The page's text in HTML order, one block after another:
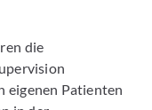
die
eigenen Patienten